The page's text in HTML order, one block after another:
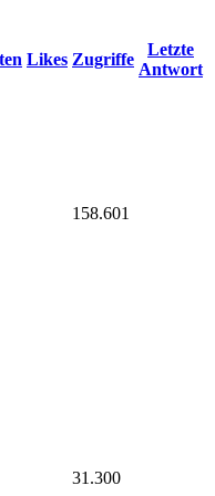
Likes Zugriffe
Letzte
Antwort
158.601
31.300